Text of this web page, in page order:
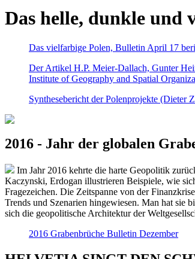
Das helle, dunkle und
Das vielfarbige Polen, Bulletin April 17
Der Artikel H.P. Meier-Dallach, Gunter
Institute of Geography and Spatial
Synthesebericht der Polenprojekte (Dieter
2016 - Jahr der globalen
Im Jahr 2016 kehrte die harte Geopolitik
Kaczynski, Erdogan illustrieren Beispiele, wie
Fragezeichen. Die Zeitspanne von der
Trends und Szenarien hingewiesen. Man hat sie
sich die geopolitische Architektur der
2016 Grabenbrüche Bulletin Dezember